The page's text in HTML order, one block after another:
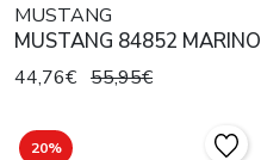
MUSTANG
MUSTANG 84852 MARINO
44,76€ 55,95€
20%